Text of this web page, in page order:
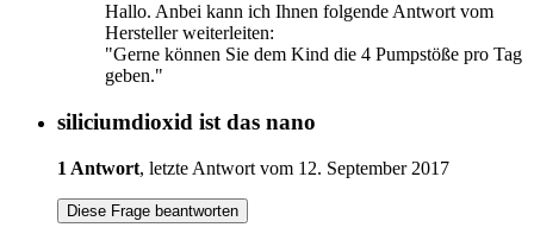
Hallo. Anbei kann ich Ihnen folgende Antwort vom
Hersteller weiterleiten:
"Gerne können Sie dem Kind die 4 Pumpstöße pro Tag
geben."
siliciumdioxid ist das nano
1 Antwort, letzte Antwort vom 12. September 2017
Diese Frage beantworten